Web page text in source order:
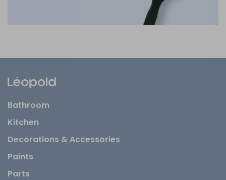
Bathroom
Kitchen
Decorations & Accessories
Paints
Parts